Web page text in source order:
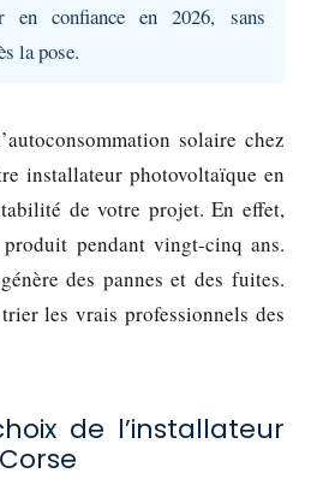
en confiance en 2026, sans
la pose.
solaire chez
installateur photovoltaïque en
de votre projet. En effet,
pendant vingt-cinq ans.
des pannes et des fuites.
les vrais professionnels des
de l’installateur